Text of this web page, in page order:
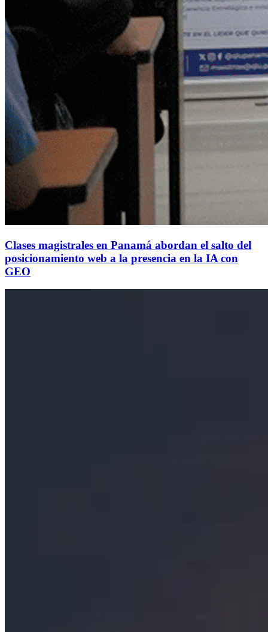
Clases magistrales en Panamá abordan el salto del
posicionamiento web a la presencia en la IA con
GEO